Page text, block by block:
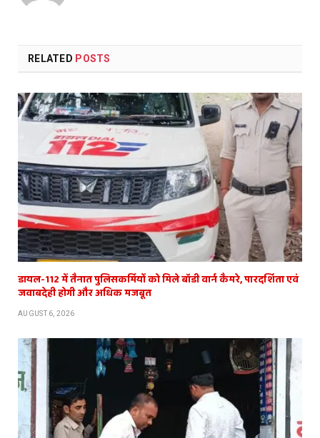
RELATED POSTS
डायल-112 में तैनात पुलिसकर्मियों को मिले बॉडी वार्न कैमरे, पारदर्शिता एवं
जवाबदेही होगी और अधिक मजबूत
AUGUST 6, 2026